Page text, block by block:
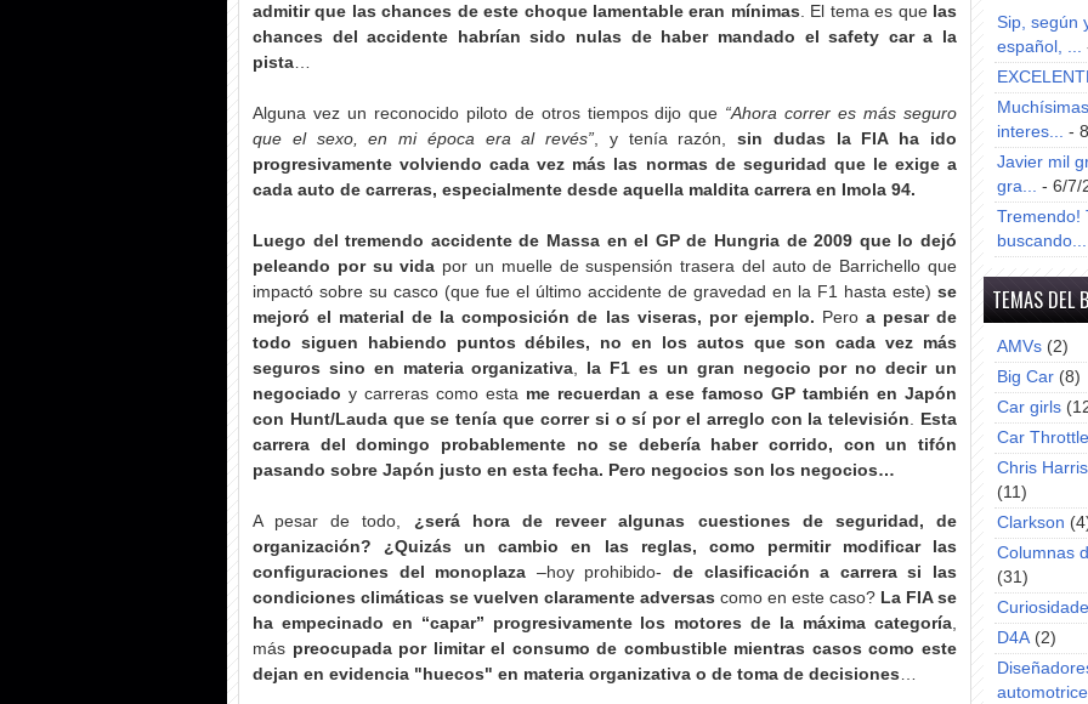
admitir que las chances de este choque lamentable eran mínimas . El tema es que las
chances del accidente habrían sido nulas de haber mandado el safety car a la
pista
Alguna vez un reconocido piloto de otros tiempos dijo que “Ahora correr es más seguro
que el sexo, en mi época era al revés” , y tenía razón,sin dudas la FIA ha ido
progresivamente volviendo cada vez más las normas de seguridad que le exige a
cada auto de carreras, especialmente desde aquella maldita carrera en Imola 94.
Luego del tremendo accidente de Massa en el GP de Hungria de 2009 que lo dejó
peleando por su vida por un muelle de suspensión trasera del auto de Barrichello que
impactó sobre su casco (que fue el último accidente de gravedad en la F1 hasta este) se
mejoró el material de la composición de las viseras, por ejemplo. Peroa pesar de
todo siguen habiendo puntos débiles, no en los autos que son cada vez más
seguros sino en materia organizativa
la F1 es un gran negocio por no decir un
negociado y carreras como esta me recuerdan a ese famoso GP también en Japón
con Hunt/Lauda que se tenía que correr si o sí por el arreglo con la televisión
Esta
carrera del domingo probablemente no se debería haber corrido, con un tifón
pasando sobre Japón justo en esta fecha. Pero negocios son los negocios…
A pesar de todo, ¿será hora de reveer algunas cuestiones de seguridad, de
organización? ¿Quizás un cambio en las reglas, como permitir modificar las
configuraciones del monoplaza –hoy prohibido-de clasificación a carrera si las
condiciones climáticas se vuelven claramente adversas como en este caso? La FIA se
ha empecinado en “capar” progresivamente los motores de la máxima categoría
más preocupada por limitar el consumo de combustible mientras casos como este
dejan en evidencia "huecos" en materia organizativa o de toma de decisiones
Sip, según
español, ...
interes... -
Javier mil
gra... - 6/7/
Tremendo!
buscando...
TEMAS DEL
AMVs (2)
Big Car (8)
Car girls
Car Throttle
Chris
(11)
Clarkson
Columnas
(31)
D4A (2)